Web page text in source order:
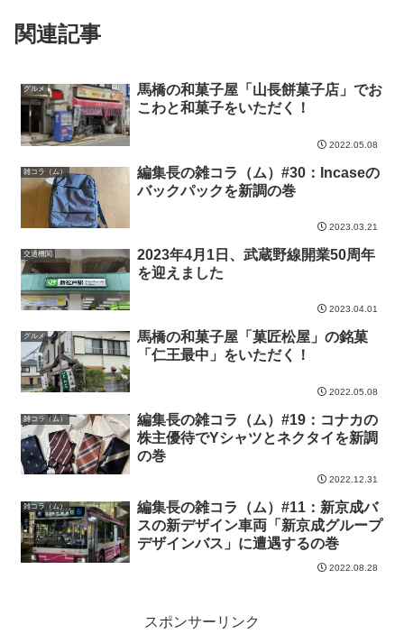
関連記事
グルメ
馬橋の和菓子屋「山長餅菓子店」でお
こわと和菓子をいただく！
2022.05.08
雑コラ（ム）
編集長の雑コラ（ム）#30：Incaseの
バックパックを新調の巻
2023.03.21
交通機関
2023年4月1日、武蔵野線開業50周年
を迎えました
2023.04.01
グルメ
馬橋の和菓子屋「菓匠松屋」の銘菓
「仁王最中」をいただく！
2022.05.08
雑コラ（ム）
編集長の雑コラ（ム）#19：コナカの
株主優待でYシャツとネクタイを新調
の巻
2022.12.31
雑コラ（ム）
編集長の雑コラ（ム）#11：新京成バ
スの新デザイン車両「新京成グループ
デザインバス」に遭遇するの巻
2022.08.28
スポンサーリンク